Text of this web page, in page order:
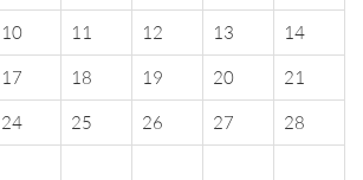
10 11 12 13
14
17 18 19 20
21
24 25 26 27
28